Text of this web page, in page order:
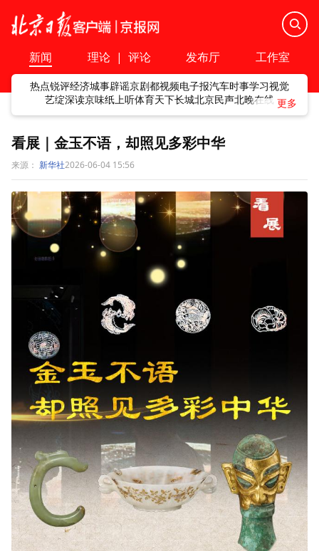
新闻 理论 | 评论 发布厅 工作室
热点锐评经济城事辟谣京剧都视频电子报汽车时事学习视觉
艺绽深读京味纸上听体育天下长城北京民声北晚在线
看展｜金玉不语，却照见多彩中华
来源： 新华社2026-06-04 15:56